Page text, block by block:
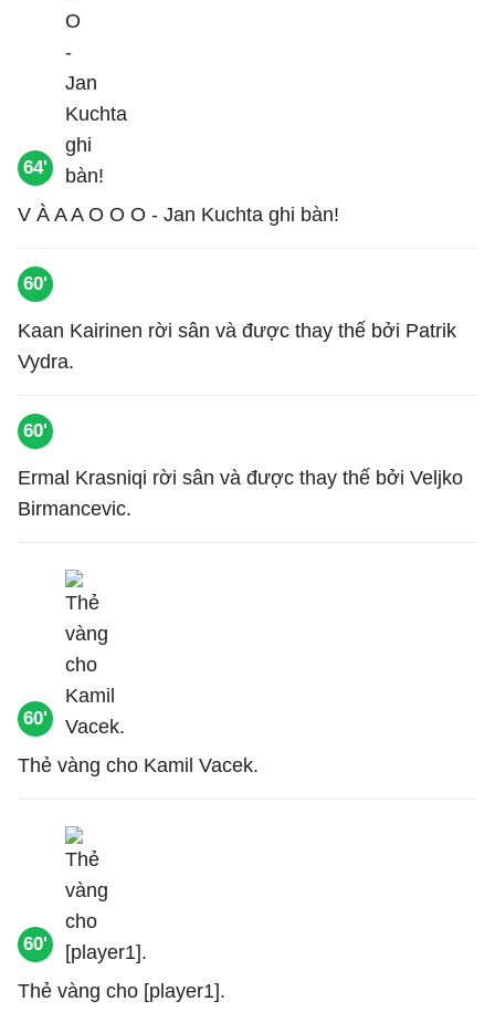
64'
V À A A O O O - Jan Kuchta ghi bàn!
60'
Kaan Kairinen rời sân và được thay thế bởi Patrik
Vydra.
60'
Ermal Krasniqi rời sân và được thay thế bởi Veljko
Birmancevic.
60'
Thẻ vàng cho Kamil Vacek.
60'
Thẻ vàng cho [player1].